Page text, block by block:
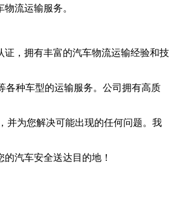
流运输服务。
，拥有丰富的汽车物流运输经验和技
各种车型的运输服务。公司拥有高质
并为您解决可能出现的任何问题。我
汽车安全送达目的地！